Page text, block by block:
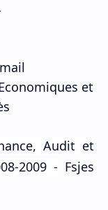
et
Audit et
2009 - Fsjes